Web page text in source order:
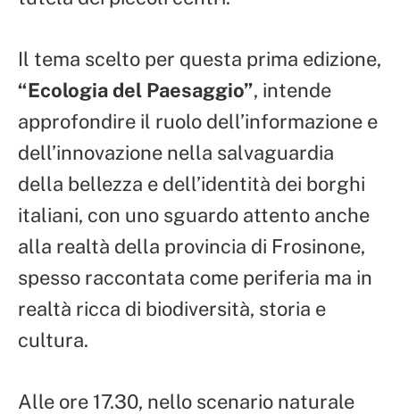
Il tema scelto per questa prima edizione,
“Ecologia del Paesaggio”, intende
approfondire il ruolo dell’informazione e
dell’innovazione nella salvaguardia
della bellezza e dell’identità dei borghi
italiani, con uno sguardo attento anche
alla realtà della provincia di Frosinone,
spesso raccontata come periferia ma in
realtà ricca di biodiversità, storia e
cultura.
Alle ore 17.30, nello scenario naturale